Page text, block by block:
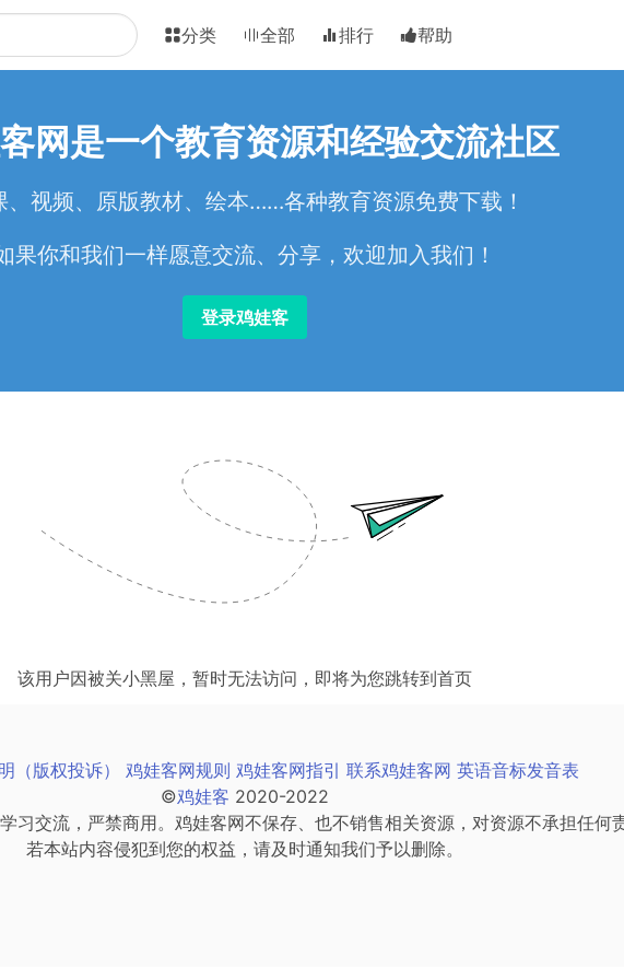
分类 全部 排行 帮助
网是一个教育资源和经验交流社区
、视频、原版教材、绘本……各种教育资源免费下载！
果你和我们一样愿意交流、分享，欢迎加入我们！
登录鸡娃客
该用户因被关小黑屋，暂时无法访问，即将为您跳转到首页
（版权投诉） 鸡娃客网规则 鸡娃客网指引 联系鸡娃客网 英语音标发音表
©鸡娃客 2020-2022
习交流，严禁商用。鸡娃客网不保存、也不销售相关资源，对资源不承担任何
若本站内容侵犯到您的权益，请及时通知我们予以删除。